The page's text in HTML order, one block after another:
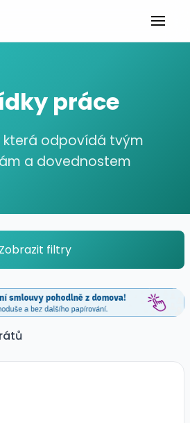
práce
která odpovídá tvým
a dovednostem
Zobrazit filtry